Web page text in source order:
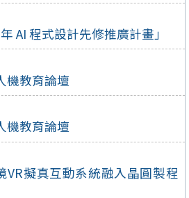
AI 程式設計先修推廣計畫」
機教育論壇
機教育論壇
VR擬真互動系統融入晶圓製程